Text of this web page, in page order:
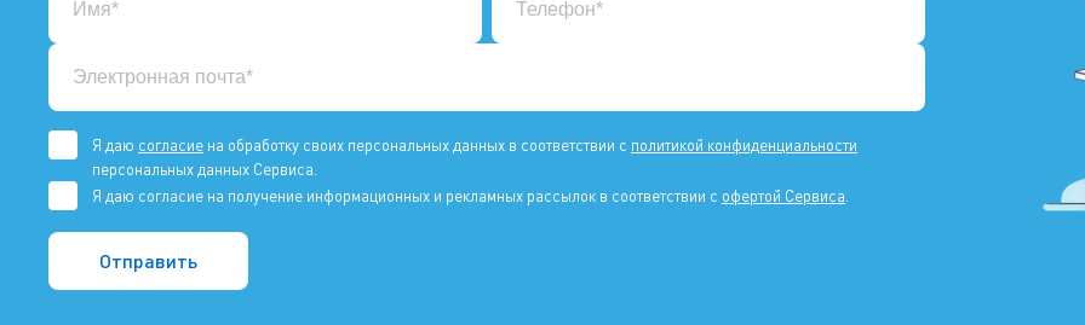
Я даю согласие на обработку своих персональных данных в соответствии с политикой конфиденциальности
персональных данных Сервиса.
Я даю согласие на получение информационных и рекламных рассылок в соответствии с офертой Сервиса